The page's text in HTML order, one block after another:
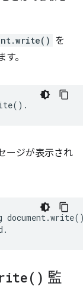
を
。
ージが表示され
) 監